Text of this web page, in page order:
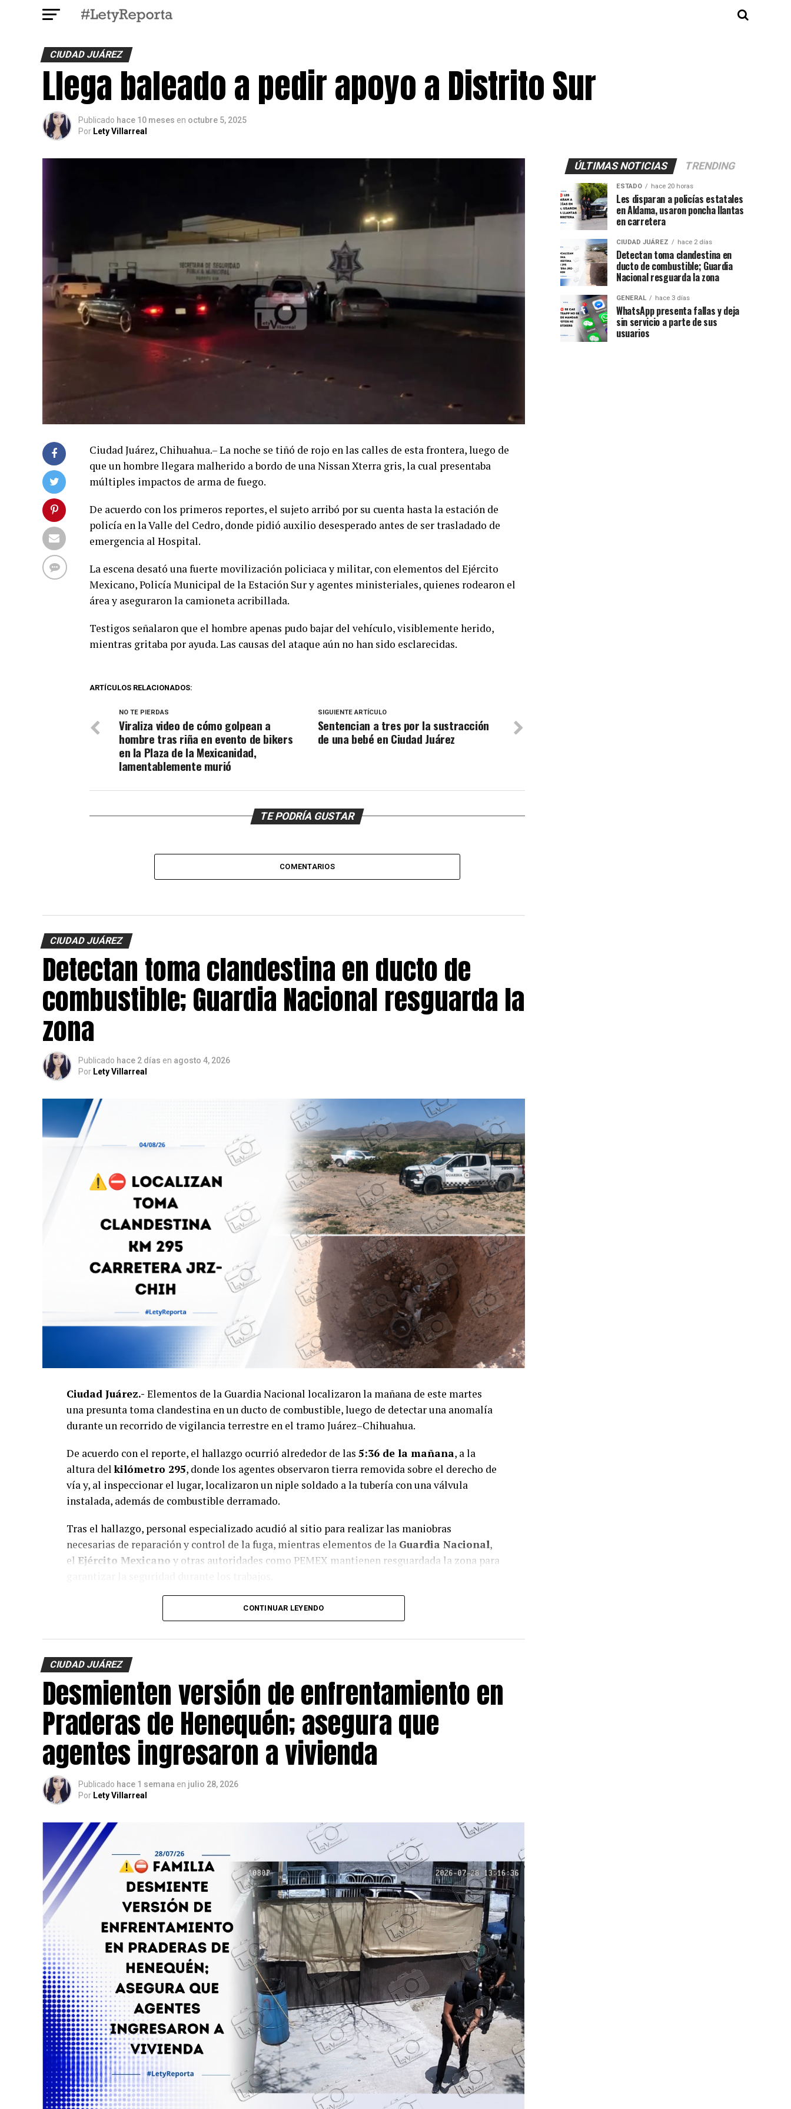
CIUDAD JUÁREZ
️Llega baleado a pedir apoyo a Distrito Sur
Publicado hace 10 meses en octubre 5, 2025
Por Lety Villarreal
Ciudad Juárez, Chihuahua.– La noche se tiñó de rojo en las calles de esta frontera, luego de
que un hombre llegara malherido a bordo de una Nissan Xterra gris, la cual presentaba
múltiples impactos de arma de fuego.
De acuerdo con los primeros reportes, el sujeto arribó por su cuenta hasta la estación de
policía en la Valle del Cedro, donde pidió auxilio desesperado antes de ser trasladado de
emergencia al Hospital.
La escena desató una fuerte movilización policiaca y militar, con elementos del Ejército
Mexicano, Policía Municipal de la Estación Sur y agentes ministeriales, quienes rodearon el
área y aseguraron la camioneta acribillada.
Testigos señalaron que el hombre apenas pudo bajar del vehículo, visiblemente herido,
mientras gritaba por ayuda. Las causas del ataque aún no han sido esclarecidas.
ARTÍCULOS RELACIONADOS:
SIGUIENTE ARTÍCULO
Sentencian a tres por la sustracción
de una bebé en Ciudad Juárez
NO TE PIERDAS
Viraliza video de cómo golpean a
hombre tras riña en evento de bikers
en la Plaza de la Mexicanidad,
lamentablemente murió
TE PODRÍA GUSTAR
COMENTARIOS
CIUDAD JUÁREZ
Detectan toma clandestina en ducto de
combustible; Guardia Nacional resguarda la
zona
Publicado hace 2 días en agosto 4, 2026
Por Lety Villarreal
Ciudad Juárez.- Elementos de la Guardia Nacional localizaron la mañana de este martes
una presunta toma clandestina en un ducto de combustible, luego de detectar una anomalía
durante un recorrido de vigilancia terrestre en el tramo Juárez–Chihuahua.
De acuerdo con el reporte, el hallazgo ocurrió alrededor de las 5:36 de la mañana, a la
altura delkilómetro 295, donde los agentes observaron tierra removida sobre el derecho de
vía y, al inspeccionar el lugar, localizaron un niple soldado a la tubería con una válvula
instalada, además de combustible derramado.
Tras el hallazgo, personal especializado acudió al sitio para realizar las maniobras
necesarias de reparación y control de la fuga, mientras elementos de la Guardia Nacional,
el Ejército Mexicano y otras autoridades como PEMEX mantienen resguardada la zona para
no se reportan personas detenidas
mantienen las investigaciones para identificar a los responsables de la instalación ilegal.
CONTINUAR LEYENDO
CIUDAD JUÁREZ
Desmienten versión de enfrentamiento en
Praderas de Henequén; asegura que
agentes ingresaron a vivienda
Publicado hace 1 semana en julio 28, 2026
Por Lety Villarreal
ÚLTIMAS NOTICIAS TRENDING
ESTADO hace 20 horas
Les disparan a policías estatales
en Aldama, usaron poncha llantas
en carretera
CIUDAD JUÁREZ hace 2 días
Detectan toma clandestina en
ducto de combustible; Guardia
Nacional resguarda la zona
GENERAL hace 3 días
WhatsApp presenta fallas y deja
sin servicio a parte de sus
usuarios